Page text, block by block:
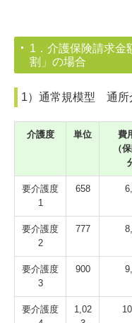
広報誌
特別養護老人ホーム
よくある質問
交通案内
油山緑寿園ショートス
1．介護保険請求
割」の場合
1）通常規模型 通所
介護度 単位
費
（
要介護度
1
658
要介護度
2
777
要介護度
3
900
要介護度
1,02